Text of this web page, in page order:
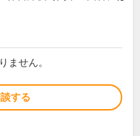
ません。
する